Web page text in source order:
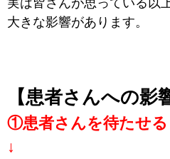
大きな影響があります。
【患者さんへの影
①患者さんを待たせる
↓